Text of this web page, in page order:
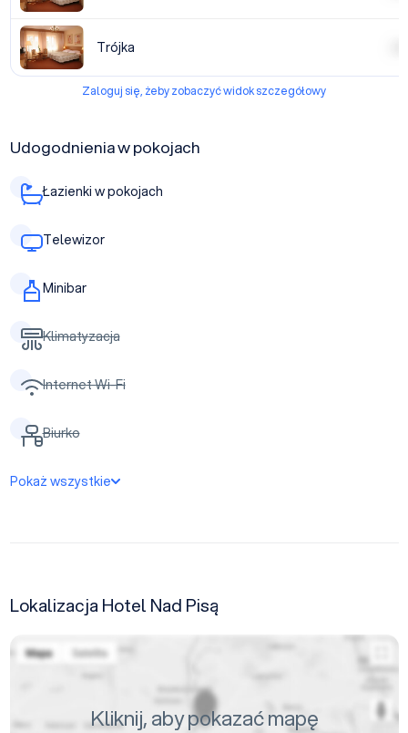
Trójka
Zaloguj się, żeby zobaczyć widok szczegółowy
Udogodnienia w pokojach
Łazienki w pokojach
Telewizor
Minibar
Klimatyzacja
Internet Wi-Fi
Biurko
Pokaż wszystkie
Lokalizacja Hotel Nad Pisą
Kliknij, aby pokazać mapę